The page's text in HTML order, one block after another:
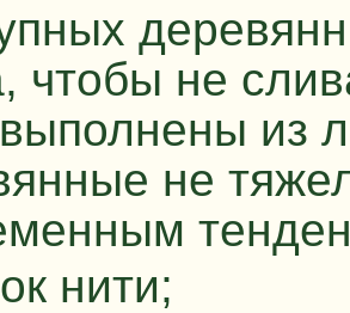
чтобы не
из
не
нити;